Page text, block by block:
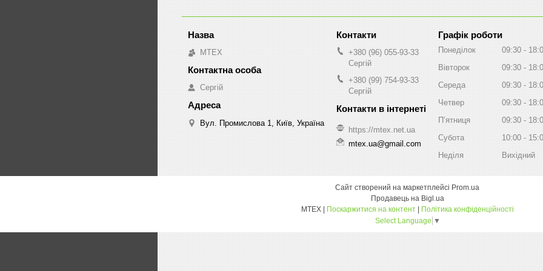
MTEX
Сергій
Вул. Промислова 1, Київ, Україна
+380 (96) 055-93-33
Сергій
+380 (99) 754-93-33
Сергій
https://mtex.net.ua
mtex.ua@gmail.com
Графік роботи
Понеділок 09:30
Вівторок
09:30
Середа
09:30
Четвер
09:30
Пʼятниця
09:30
Субота
10:00
Неділя
Вихідний
Сайт створений на маркетплейсі Prom.ua
Продавець на Bigl.ua
Поскаржитися на контент
Політика конфіденційності
Select Language ▼